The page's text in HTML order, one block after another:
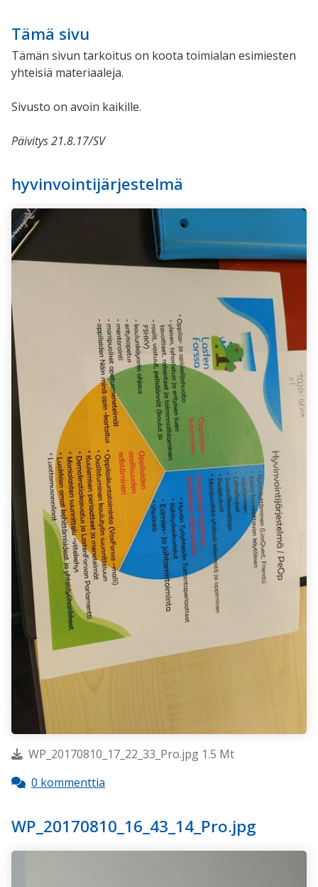
Tämä sivu
Tämän sivun tarkoitus on koota toimialan esimiesten
yhteisiä materiaaleja.
Sivusto on avoin kaikille.
Päivitys 21.8.17/SV
hyvinvointijärjestelmä
WP_20170810_17_22_33_Pro.jpg 1.5 Mt
0 kommenttia
WP_20170810_16_43_14_Pro.jpg